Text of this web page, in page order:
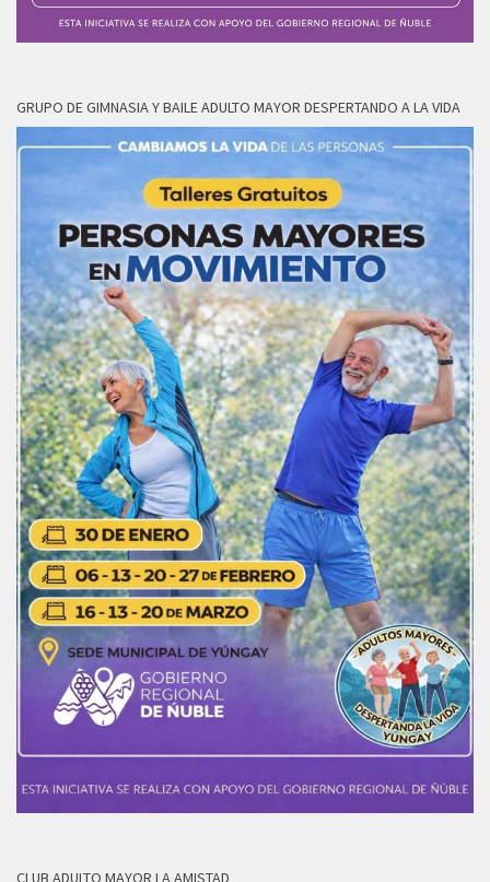
GRUPO DE GIMNASIA Y BAILE ADULTO MAYOR DESPERTANDO A LA VIDA
CLUB ADULTO MAYOR LA AMISTAD